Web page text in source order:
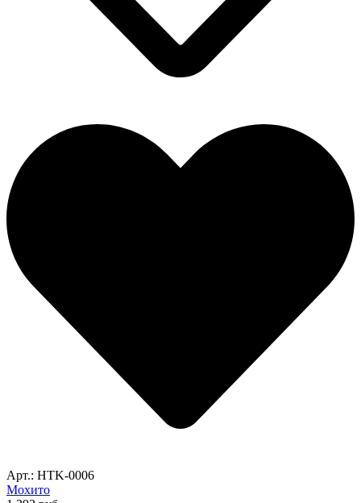
Арт.: HTK-0006
Мохито